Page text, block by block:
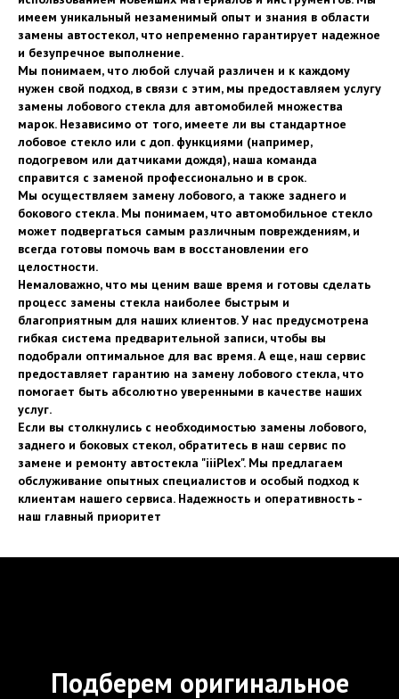
имеем уникальный незаменимый опыт и знания в области
замены автостекол, что непременно гарантирует надежное
и безупречное выполнение.
Мы понимаем, что любой случай различен и к каждому
нужен свой подход, в связи с этим, мы предоставляем услугу
замены лобового стекла для автомобилей множества
марок. Независимо от того, имеете ли вы стандартное
лобовое стекло или с доп. функциями (например,
подогревом или датчиками дождя), наша команда
справится с заменой профессионально и в срок.
Мы осуществляем замену лобового, а также заднего и
бокового стекла. Мы понимаем, что автомобильное стекло
может подвергаться самым различным повреждениям, и
всегда готовы помочь вам в восстановлении его
целостности.
Немаловажно, что мы ценим ваше время и готовы сделать
процесс замены стекла наиболее быстрым и
благоприятным для наших клиентов. У нас предусмотрена
гибкая система предварительной записи, чтобы вы
подобрали оптимальное для вас время. А еще, наш сервис
предоставляет гарантию на замену лобового стекла, что
помогает быть абсолютно уверенными в качестве наших
услуг.
Если вы столкнулись с необходимостью замены лобового,
заднего и боковых стекол, обратитесь в наш сервис по
замене и ремонту автостекла "iiiPlex". Мы предлагаем
обслуживание опытных специалистов и особый подход к
клиентам нашего сервиса. Надежность и оперативность -
наш главный приоритет
Подберем оригинальное